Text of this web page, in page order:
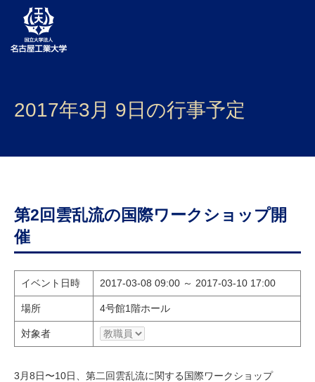
学部・大学院・センター
研究・産学官連携
社会連携
国際交流
研究・教員Navi
受験生 在学生
卒業生
2017年3月 9日の行事予定
第2回雲乱流の国際ワークショップ開
催
イベント日時 2017-03-08 09:00 ～ 2017-03-10 17:00
場所 4号館1階ホール
対象者
3月8日〜10日、第二回雲乱流に関する国際ワークショップ